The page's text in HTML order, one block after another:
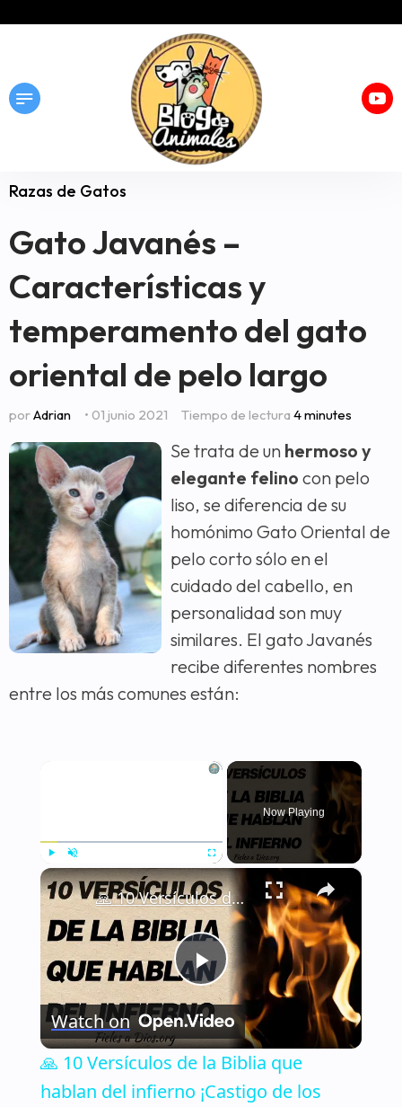
Razas de Gatos
Gato Javanés –
Características y
temperamento del gato
oriental de pelo largo
porAdrian • 01 junio 2021 Tiempo de lectura 4 minutes
Se trata de un hermoso y
elegante felino con pelo
liso, se diferencia de su
homónimo Gato Oriental de
pelo corto sólo en el
cuidado del cabello, en
personalidad son muy
similares. El gato Javanés
recibe diferentes nombres
entre los más comunes están:
×
Play Unmute Fullscreen
Now Playing
×
Play
Video
🙏 10 Versículos de la Biblia que hablan del infierno ¡Castigo de los males! 🙏
Watch on
🙏 10 Versículos de la Biblia que
hablan del infierno ¡Castigo de los